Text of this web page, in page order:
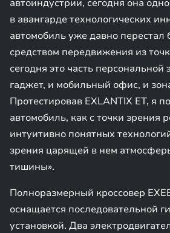
автоиндустрии, сегодня она
в авангарде технологических
автомобиль уже давно перестал
средством передвижения из
сегодня это часть персональной
гаджет, и мобильный офис, и
Протестировав EXLANTIX ET, я
автомобиль, как с точки зрения
интуитивно понятных
зрения царящей в нем
тишины».
Полноразмерный кроссовер
оснащается последовательной
установкой. Два